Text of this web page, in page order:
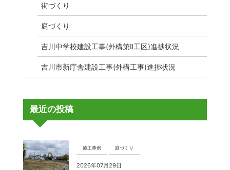
街づくり
庭づくり
吉川中学校建設工事(外構第Ⅱ工区)進捗状況
吉川市新庁舎建設工事(外構工事)進捗状況
最近の投稿
施工事例 庭づくり
2026年07月29日